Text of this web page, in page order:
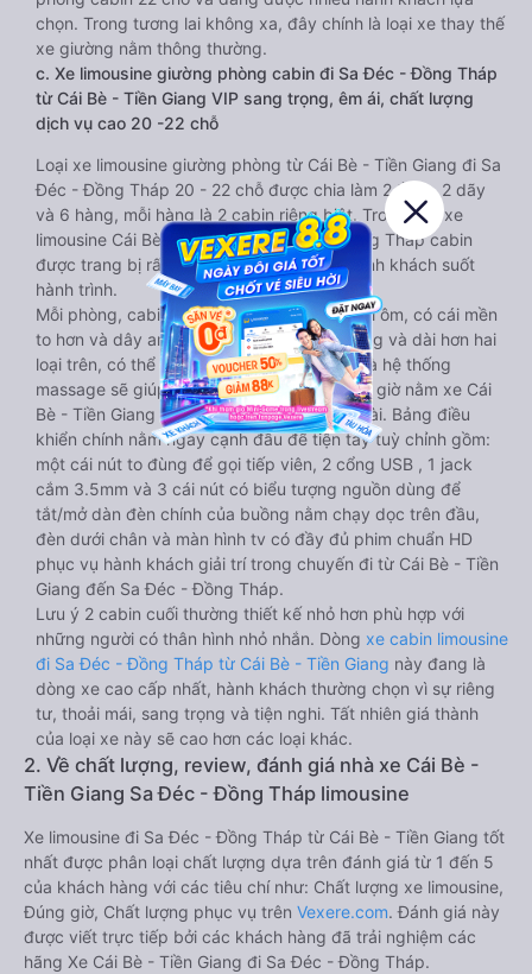
chọn. Trong tương lai không xa, đây chính là loại xe thay thế
xe giường nằm thông thường.
c. Xe limousine giường phòng cabin đi Sa Đéc - Đồng Tháp
từ Cái Bè - Tiền Giang VIP sang trọng, êm ái, chất lượng
dịch vụ cao 20 -22 chỗ
Loại xe limousine giường phòng từ Cái Bè - Tiền Giang đi Sa
Đéc - Đồng Tháp 20 - 22 chỗ được chia làm 2 tầng, 2 dãy
và 6 hàng, mỗi hàng là 2 cabin riêng biệt. Trong mỗi xe
limousine Cái Bè - Tiền Giang Sa Đéc - Đồng Tháp cabin
được trang bị rất nhiều tiện ích phục vụ hành khách suốt
hành trình.
Mỗi phòng, cabin đều có gối nằm rời, có gối ôm, có cái mền
to hơn và dây an toàn seat belt. Giường rộng và dài hơn hai
loại trên, có thể lăn lộn thoải mái. Đặc biệt là hệ thống
massage sẽ giúp bạn thư giãn trong những giờ nằm xe Cái
Bè - Tiền Giang đến Sa Đéc - Đồng Tháp dài. Bảng điều
khiển chính nằm ngay cạnh đầu để tiện tay tuỳ chỉnh gồm:
một cái nút to đùng để gọi tiếp viên, 2 cổng USB , 1 jack
cắm 3.5mm và 3 cái nút có biểu tượng nguồn dùng để
tắt/mở dàn đèn chính của buồng nằm chạy dọc trên đầu,
đèn dưới chân và màn hình tv có đầy đủ phim chuẩn HD
phục vụ hành khách giải trí trong chuyến đi từ Cái Bè - Tiền
Giang đến Sa Đéc - Đồng Tháp.
Lưu ý 2 cabin cuối thường thiết kế nhỏ hơn phù hợp với
những người có thân hình nhỏ nhắn. Dòng xe cabin limousine
đi Sa Đéc - Đồng Tháp từ Cái Bè - Tiền Giang này đang là
dòng xe cao cấp nhất, hành khách thường chọn vì sự riêng
tư, thoải mái, sang trọng và tiện nghi. Tất nhiên giá thành
của loại xe này sẽ cao hơn các loại khác.
2. Về chất lượng, review, đánh giá nhà xe Cái Bè -
Tiền Giang Sa Đéc - Đồng Tháp limousine
Xe limousine đi Sa Đéc - Đồng Tháp từ Cái Bè - Tiền Giang tốt
nhất được phân loại chất lượng dựa trên đánh giá từ 1 đến 5
của khách hàng với các tiêu chí như: Chất lượng xe limousine,
Đúng giờ, Chất lượng phục vụ trên Vexere.com. Đánh giá này
được viết trực tiếp bởi các khách hàng đã trải nghiệm các
hãng Xe Cái Bè - Tiền Giang đi Sa Đéc - Đồng Tháp.